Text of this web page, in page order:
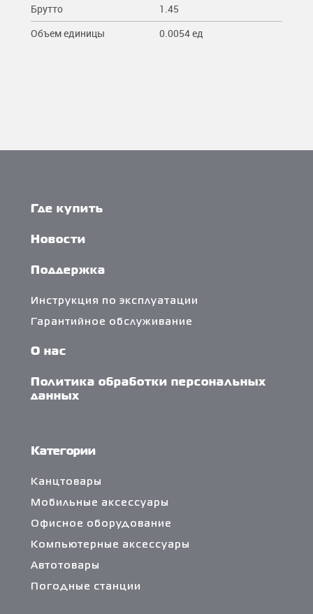
Брутто
1.45
Объем единицы
0.0054 ед
Где купить
Новости
Поддержка
Инструкция по эксплуатации
Гарантийное обслуживание
О нас
Политика обработки персональных
данных
Категории
Канцтовары
Мобильные аксессуары
Офисное оборудование
Компьютерные аксессуары
Автотовары
Погодные станции